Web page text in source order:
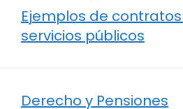
Ejemplos de
servicios públicos
Derecho y Pensiones